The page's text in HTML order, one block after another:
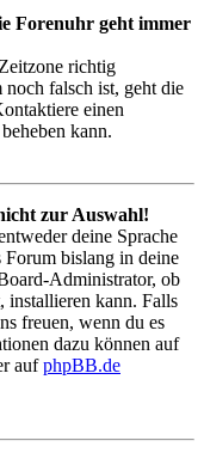
Forenuhr geht immer
richtig
noch falsch ist, geht die
einen
kann.
zur Auswahl!
deine Sprache
Forum bislang in deine
Administrator, ob
installieren kann. Falls
freuen, wenn du es
dazu können auf
aufphpBB.de